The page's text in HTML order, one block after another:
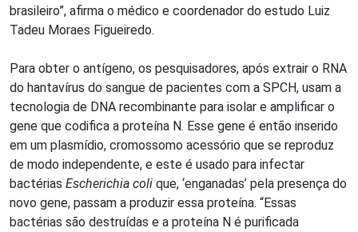
brasileiro”, afirma o médico e coordenador do estudo Luiz
Tadeu Moraes Figueiredo.
Para obter o antígeno, os pesquisadores, após extrair o RNA
do hantavírus do sangue de pacientes com a SPCH, usam a
tecnologia de DNA recombinante para isolar e amplificar o
gene que codifica a proteína N. Esse gene é então inserido
em um plasmídio, cromossomo acessório que se reproduz
de modo independente, e este é usado para infectar
bactérias Escherichia coli que, ‘enganadas’ pela presença do
novo gene, passam a produzir essa proteína. “Essas
bactérias são destruídas e a proteína N é purificada